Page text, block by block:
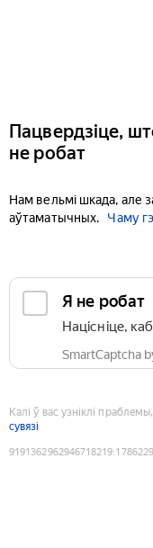
Пацвердзіце,
не робат
Нам вельмі шкада, але
аўтаматычных.
Чаму
Я не робат
Націсніце,
SmartCaptcha
Калі ў вас узніклі
сувязі
9191362962946718219: